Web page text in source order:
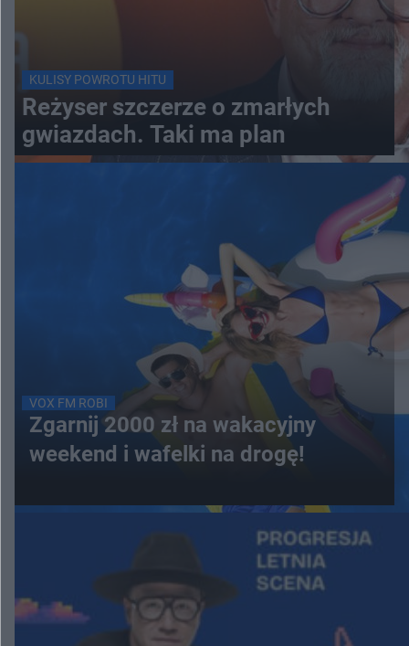
KULISY POWROTU HITU
Reżyser szczerze o zmarłych
gwiazdach. Taki ma plan
VOX FM ROBI
Zgarnij 2000 zł na wakacyjny
weekend i wafelki na drogę!